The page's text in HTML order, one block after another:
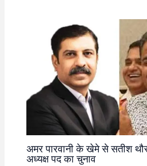
अमर पारवानी के खेमे से सतीश
अध्यक्ष पद का चुनाव